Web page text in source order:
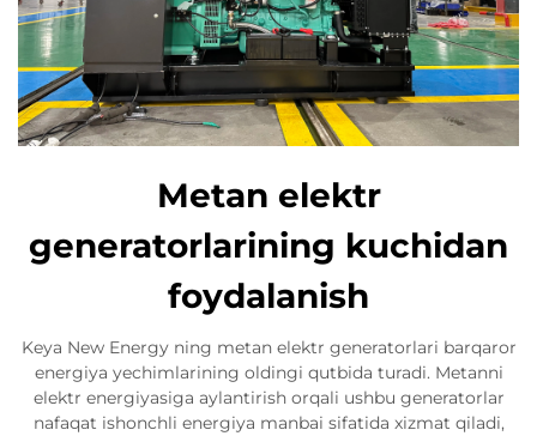
Metan elektr
generatorlarining kuchidan
foydalanish
Keya New Energy ning metan elektr generatorlari barqaror
energiya yechimlarining oldingi qutbida turadi. Metanni
elektr energiyasiga aylantirish orqali ushbu generatorlar
nafaqat ishonchli energiya manbai sifatida xizmat qiladi,